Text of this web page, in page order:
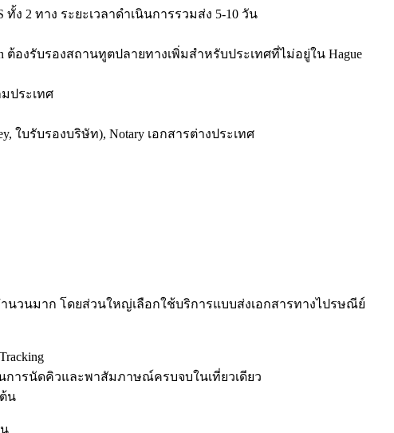
2 ทาง ระยะเวลาดำเนินการรวมส่ง 5-10 วัน
ต้องรับรองสถานทูตปลายทางเพิ่มสำหรับประเทศที่ไม่อยู่ใน Hague
มประเทศ
ใบรับรองบริษัท), Notary เอกสารต่างประเทศ
วนมาก โดยส่วนใหญ่เลือกใช้บริการแบบส่งเอกสารทางไปรษณีย์
การนัดคิวและพาสัมภาษณ์ครบจบในเที่ยวเดียว
น